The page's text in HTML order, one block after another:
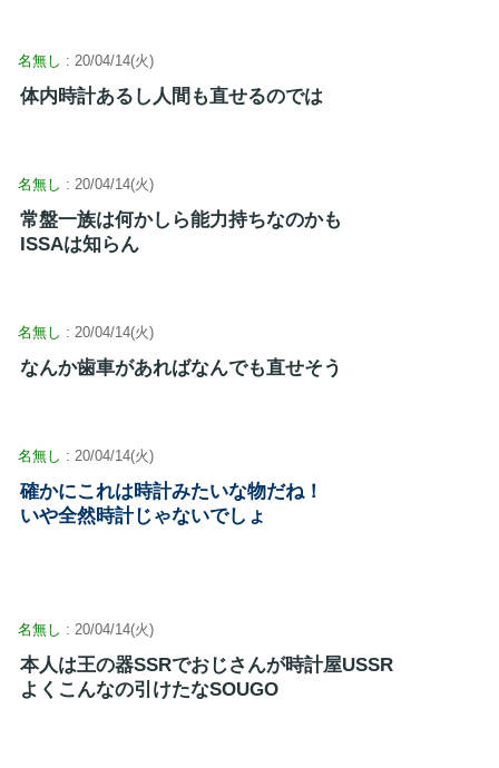
名無し : 20/04/14(火)
体内時計あるし人間も直せるのでは
名無し : 20/04/14(火)
常盤一族は何かしら能力持ちなのかも
ISSAは知らん
名無し : 20/04/14(火)
なんか歯車があればなんでも直せそう
名無し : 20/04/14(火)
確かにこれは時計みたいな物だね！
いや全然時計じゃないでしょ
名無し : 20/04/14(火)
本人は王の器SSRでおじさんが時計屋USSR
よくこんなの引けたなSOUGO